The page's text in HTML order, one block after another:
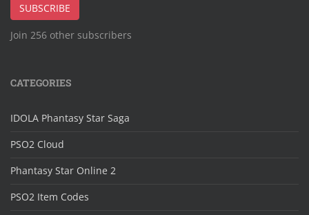
SUBSCRIBE
Join 256 other subscribers
CATEGORIES
IDOLA Phantasy Star Saga
PSO2 Cloud
Phantasy Star Online 2
PSO2 Item Codes